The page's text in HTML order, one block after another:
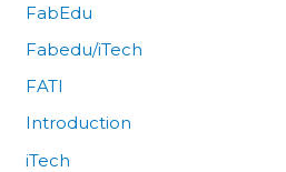
FabEdu
Fabedu/iTech
FATI
Introduction
iTech